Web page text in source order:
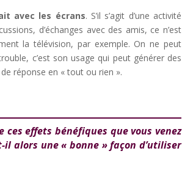
avec les écrans. S’il s’agit d’une activité
d’échanges avec des amis, ce n’est
la télévision, par exemple. On ne peut
c’est son usage qui peut générer des
réponse en « tout ou rien ».
ces effets bénéfiques que vous venez
alors une « bonne » façon d’utiliser